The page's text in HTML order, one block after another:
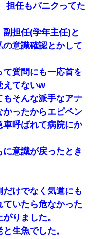
担任もパニクってた
担任(学年主任)と
意識確認とかして
て質問にも一応首を
えてないw
もそんな派手なアナ
かったからエピペン
車呼ばれて病院にか
意識が戻ったとき
けでなく気道にも
いたら危なかった
りました。
生魚でした。